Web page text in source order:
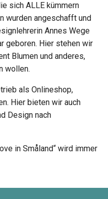
sich ALLE kümmern
wurden angeschafft und
Annes Wege
geboren. Hier stehen wir
Blumen und anderes,
wollen.
als Onlineshop,
Hier bieten wir auch
Design nach
in Småland“ wird immer